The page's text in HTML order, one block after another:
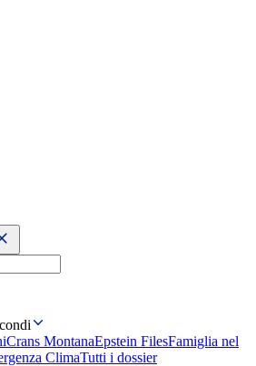
Crans MontanaEpstein FilesFamiglia nel
ClimaTutti i dossier